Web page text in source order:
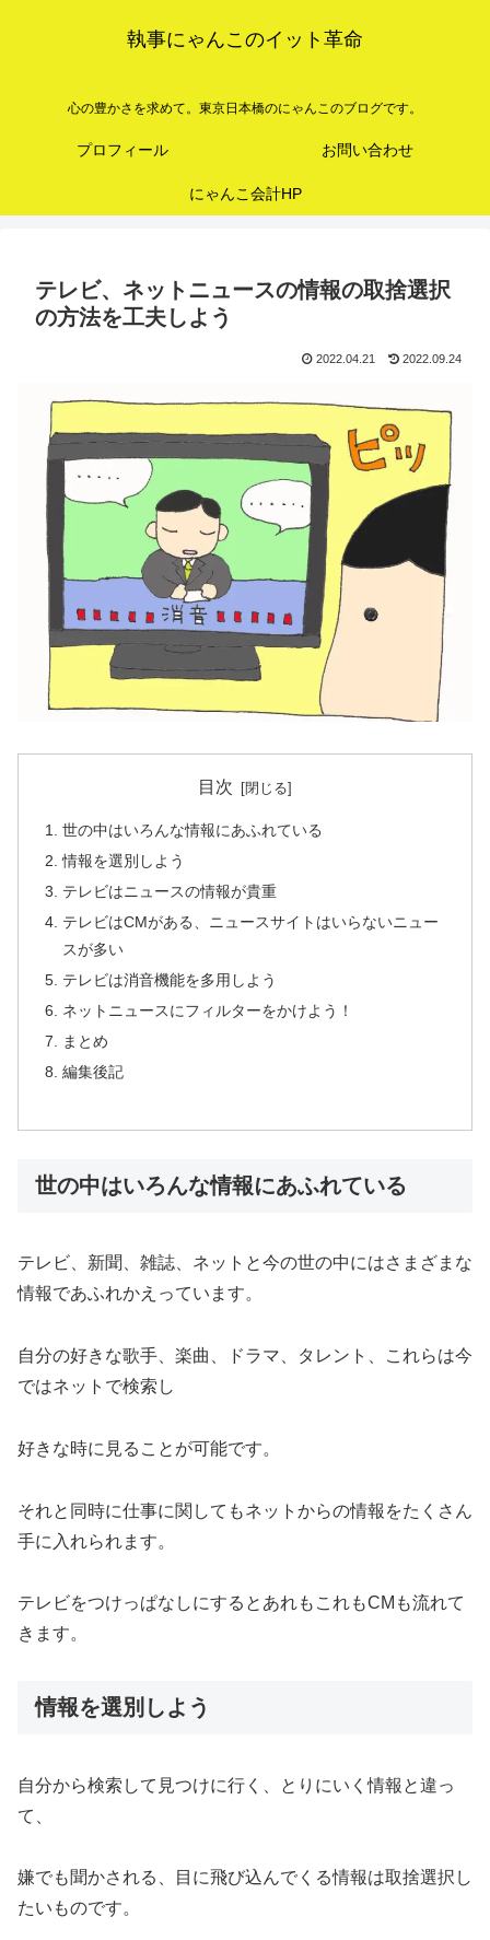
執事にゃんこのイット革命
心の豊かさを求めて。東京日本橋のにゃんこのブログです。
プロフィール お問い合わせ
にゃんこ会計HP
テレビ、ネットニュースの情報の取捨選択
の方法を工夫しよう
2022.04.21 2022.09.24
目次
世の中はいろんな情報にあふれている
情報を選別しよう
テレビはニュースの情報が貴重
テレビはCMがある、ニュースサイトはいらないニュー
スが多い
テレビは消音機能を多用しよう
ネットニュースにフィルターをかけよう！
まとめ
編集後記
世の中はいろんな情報にあふれている
テレビ、新聞、雑誌、ネットと今の世の中にはさまざまな
情報であふれかえっています。
自分の好きな歌手、楽曲、ドラマ、タレント、これらは今
ではネットで検索し
好きな時に見ることが可能です。
それと同時に仕事に関してもネットからの情報をたくさん
手に入れられます。
テレビをつけっぱなしにするとあれもこれもCMも流れて
きます。
情報を選別しよう
自分から検索して見つけに行く、とりにいく情報と違っ
て、
嫌でも聞かされる、目に飛び込んでくる情報は取捨選択し
たいものです。